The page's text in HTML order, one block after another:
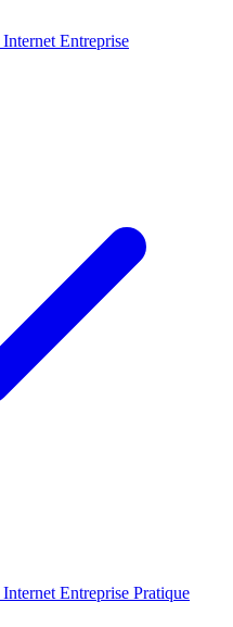
Internet Entreprise
Internet Entreprise Pratique